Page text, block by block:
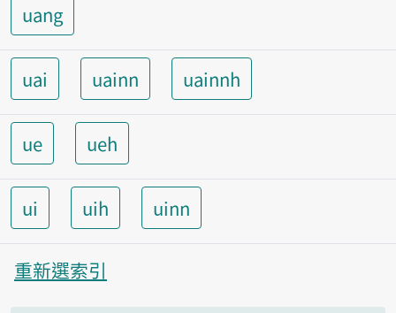
uang
uai uainn uainnh
ue ueh
ui uih uinn
重新選索引